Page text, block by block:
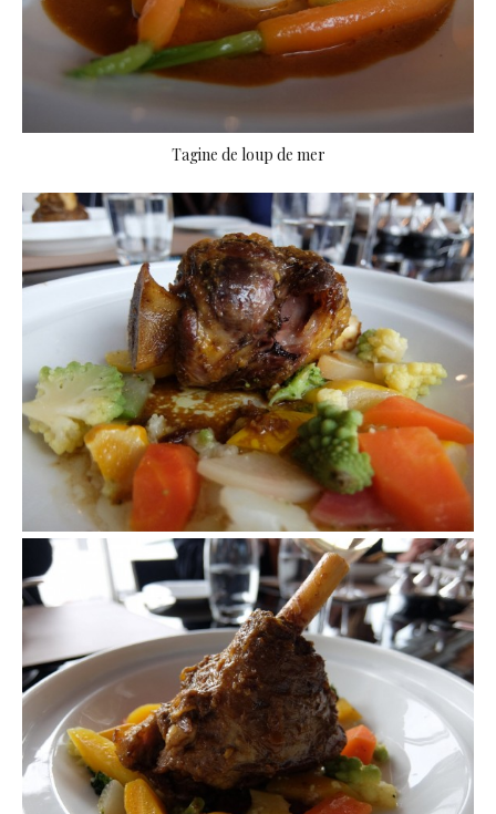
Tagine de loup de mer